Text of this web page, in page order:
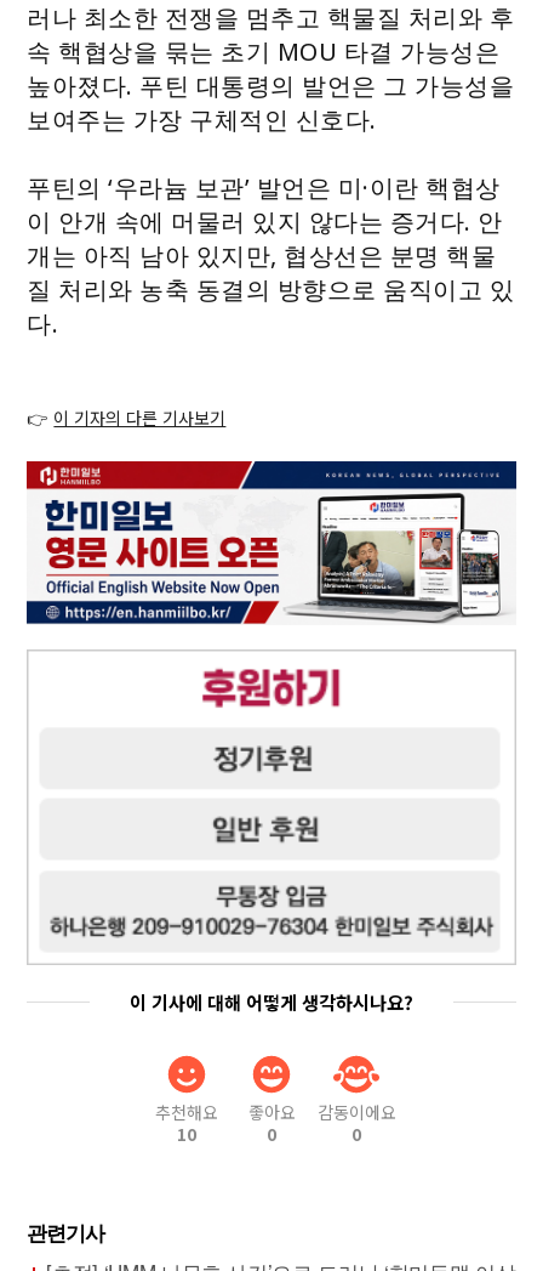
러나 최소한 전쟁을 멈추고 핵물질 처리와 후
속 핵협상을 묶는 초기 MOU 타결 가능성은
높아졌다. 푸틴 대통령의 발언은 그 가능성을
보여주는 가장 구체적인 신호다.
푸틴의 ‘우라늄 보관’ 발언은 미·이란 핵협상
이 안개 속에 머물러 있지 않다는 증거다. 안
개는 아직 남아 있지만, 협상선은 분명 핵물
질 처리와 농축 동결의 방향으로 움직이고 있
다.
👉 이 기자의 다른 기사보기
이 기사에 대해 어떻게 생각하시나요?
추천해요
10
좋아요
0
감동이에요
0
관련기사